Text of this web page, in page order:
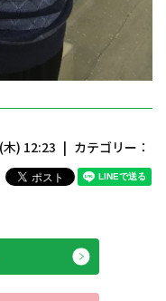
) 12:23 カテゴリー：